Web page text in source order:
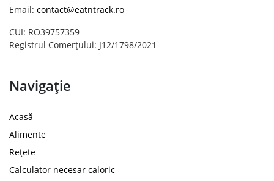
Email: contact@eatntrack.ro
CUI: RO39757359
Registrul Comerțului: J12/1798/2021
Navigație
Acasă
Alimente
Rețete
Calculator necesar caloric